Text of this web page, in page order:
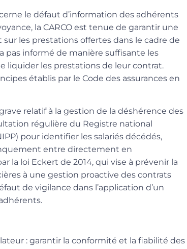
le défaut d’information des adhérents
la CARCO est tenue de garantir une
les prestations offertes dans le cadre de
pas informé de manière suffisante les
liquider les prestations de leur contrat.
établis par le Code des assurances en
relatif à la gestion de la déshérence des
régulière du Registre national
pour identifier les salariés décédés,
entre directement en
la loi Eckert de 2014, qui vise à prévenir la
à une gestion proactive des contrats
de vigilance dans l’application d’un
: garantir la conformité et la fiabilité des